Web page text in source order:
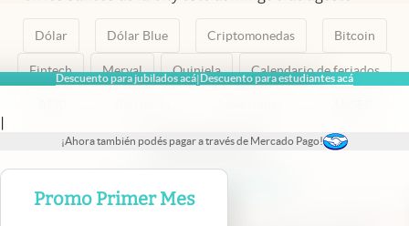
Descuento para jubilados acá|Descuento para estudiantes acá
|
¡Ahora también podés pagar a través de Mercado Pago!
Promo Primer Mes
Dólar Dólar Blue Criptomonedas Bitcoin
Fintech Merval Quiniela Calendario de feriados
abre en nueva pestaña
abre en nueva pestaña
abre en nueva pestaña
abre en nueva pestaña
abre en nueva pestaña